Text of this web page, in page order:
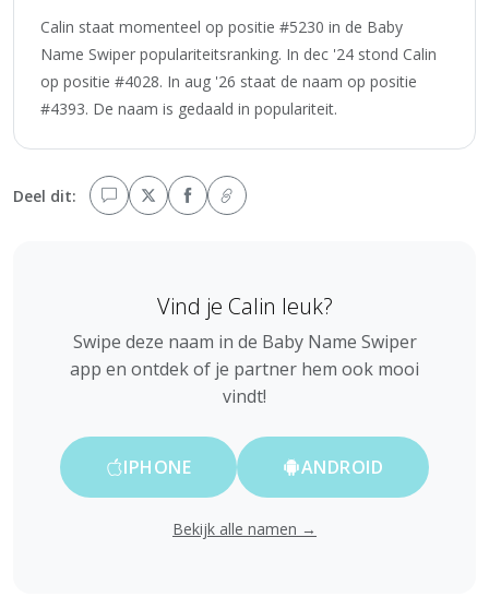
Calin staat momenteel op positie #5230 in de Baby
Name Swiper populariteitsranking. In dec '24 stond Calin
op positie #4028. In aug '26 staat de naam op positie
#4393. De naam is gedaald in populariteit.
Deel dit:
Vind je Calin leuk?
Swipe deze naam in de Baby Name Swiper
app en ontdek of je partner hem ook mooi
vindt!
IPHONE ANDROID
Bekijk alle namen →